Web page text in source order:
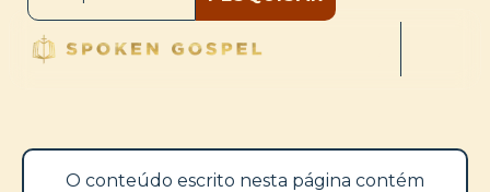
O conteúdo escrito nesta página contém